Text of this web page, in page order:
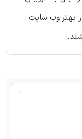
بهتر وب سایت